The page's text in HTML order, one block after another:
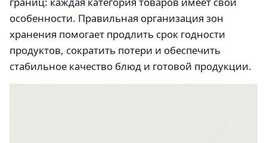
особенности. Правильная организация зон
хранения помогает продлить срок годности
продуктов, сократить потери и обеспечить
стабильное качество блюд и готовой продукции.